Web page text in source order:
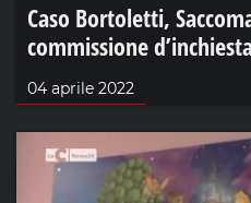
Caso Bortoletti,
commissione
04 aprile 2022